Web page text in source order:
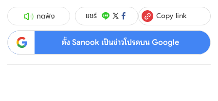
กดฟัง แชร์ Copy link
ตั้ง Sanook เป็นข่าวโปรดบน Google